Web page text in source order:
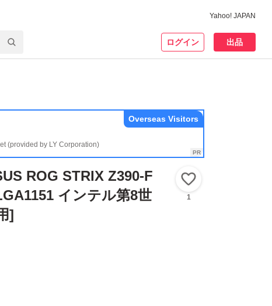
Yahoo! JAPAN
ログイン 出品
(provided by LY Corporation)
Overseas Visitors
ROG STRIX Z390-F
インテル第8世
]
1